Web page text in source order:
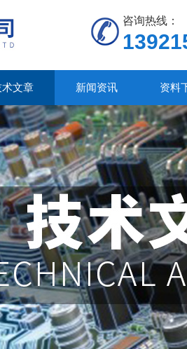
咨询热线：
术文章 新闻资讯 资料